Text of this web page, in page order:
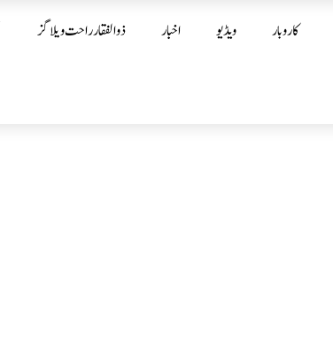
ذوالفقار راحت ویلاگز اخبار ویڈیو کاروبار